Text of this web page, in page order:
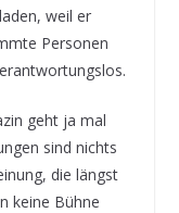
weil er
Personen
geht ja mal
sind nichts
die längst
keine Bühne